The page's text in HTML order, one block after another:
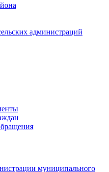
администраций
муниципального